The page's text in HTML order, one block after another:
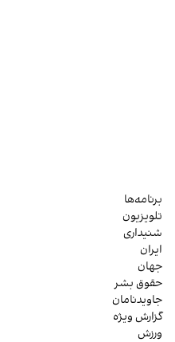
برنامه‌ها
تلویزیون
شنیداری
ایران
جهان
حقوق بشر
جاویدنامان
گزارش ویژه
ورزش